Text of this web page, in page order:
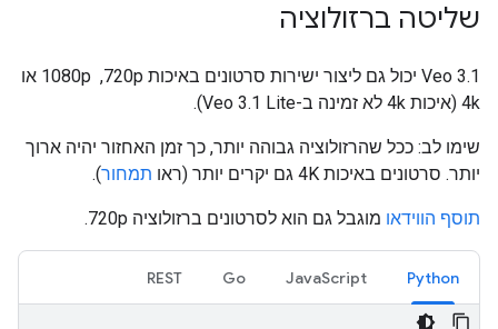
שליטה ברזולוציה
‫Veo 3.1 יכול גם ליצור ישירות סרטונים באיכות 720p, ‏ 1080p או
4k (איכות 4k לא זמינה ב-Veo 3.1 Lite).
שימו לב: ככל שהרזולוציה גבוהה יותר, כך זמן האחזור יהיה ארוך
יותר. סרטונים באיכות 4K גם יקרים יותר (ראו
תמחור).
תוסף הווידאו מוגבל גם הוא לסרטונים ברזולוציה 720p.
Python
JavaScript
Go
REST